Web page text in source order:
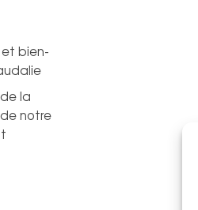
et bien-
la
notre